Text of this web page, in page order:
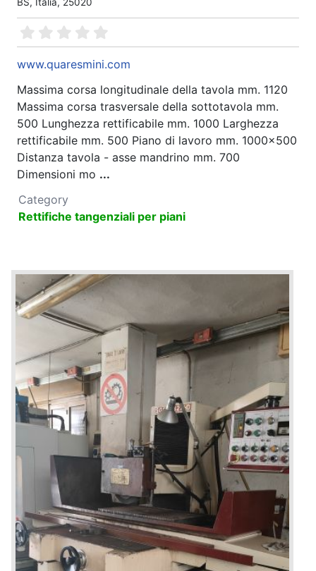
www.quaresmini.com
Massima corsa longitudinale della tavola mm. 1120
Massima corsa trasversale della sottotavola mm.
500 Lunghezza rettificabile mm. 1000 Larghezza
rettificabile mm. 500 Piano di lavoro mm. 1000x500
Distanza tavola - asse mandrino mm. 700
Dimensioni mo ...
Category
Rettifiche tangenziali per piani